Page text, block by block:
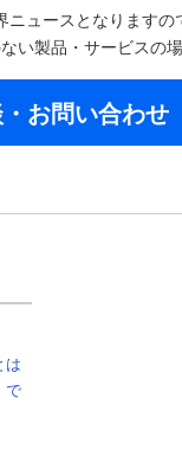
ニュースとなりますの
い製品・サービスの場
お問い合わせ
は
で